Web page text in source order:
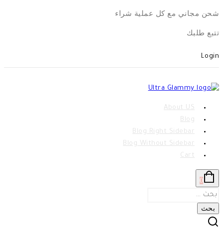
Skip
content
شحن مجاني مع كل عملية شراء
تتبع طلبك
Login
About US
Blog
Blog Right Sidebar
Blog Without Sidebar
Cart
0
البحث
عن: